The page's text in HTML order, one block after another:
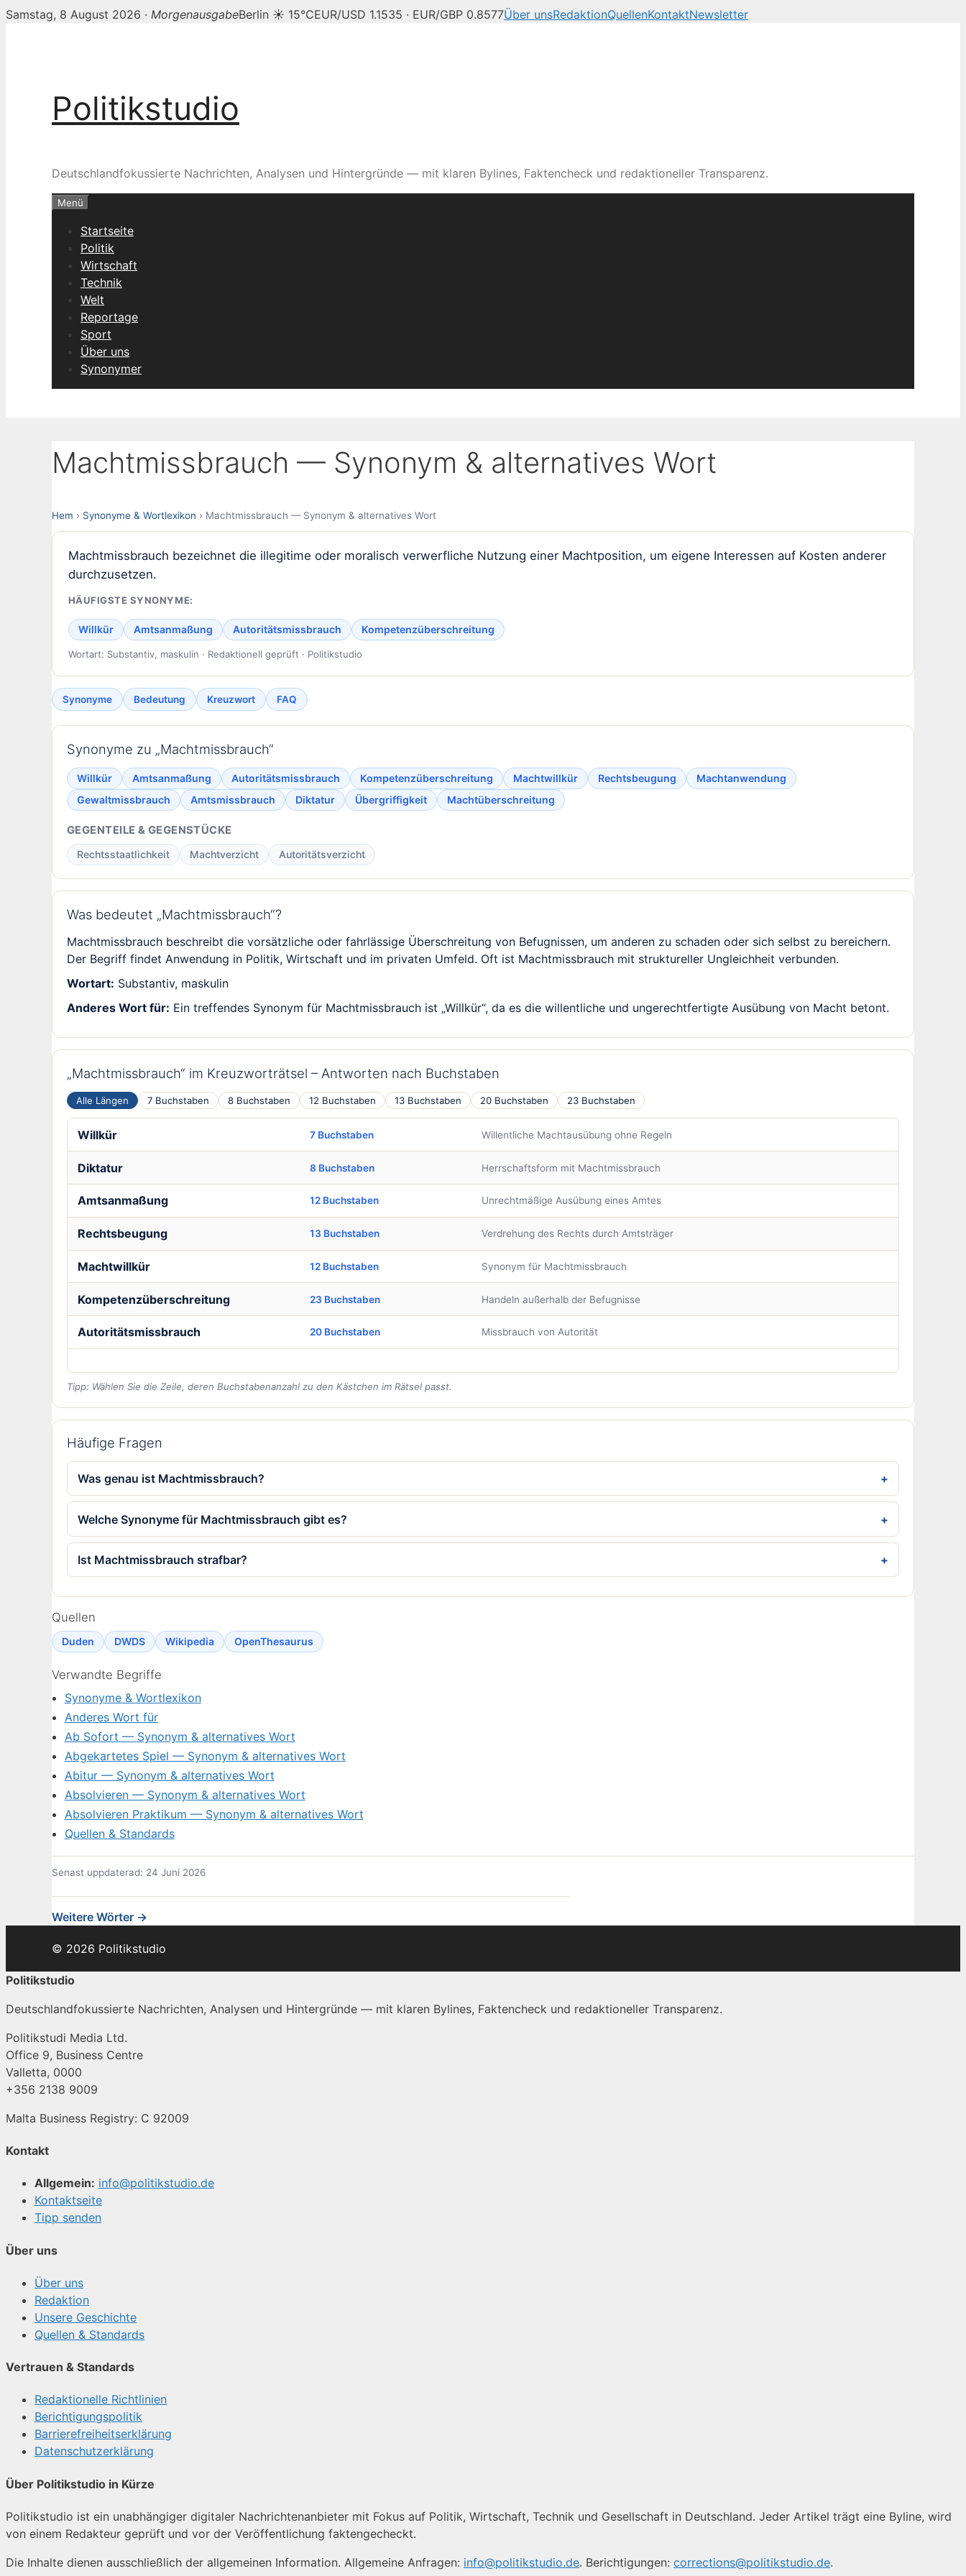
Samstag, 8 August 2026 · MorgenausgabeBerlin ☀ 15°CEUR/USD 1.1535 · EUR/GBP 0.8577Über unsRedaktionQuellenKontaktNewsletter
Politikstudio
Deutschlandfokussierte Nachrichten, Analysen und Hintergründe — mit klaren Bylines, Faktencheck und redaktioneller Transparenz.
Menü
Startseite
Politik
Wirtschaft
Technik
Welt
Reportage
Sport
Über uns
Synonymer
Machtmissbrauch — Synonym & alternatives Wort
Hem › Synonyme & Wortlexikon › Machtmissbrauch — Synonym & alternatives Wort
Machtmissbrauch bezeichnet die illegitime oder moralisch verwerfliche Nutzung einer Machtposition, um eigene Interessen auf Kosten anderer
durchzusetzen.
HÄUFIGSTE SYNONYME:
Willkür Amtsanmaßung Autoritätsmissbrauch Kompetenzüberschreitung
Wortart: Substantiv, maskulin · Redaktionell geprüft · Politikstudio
Synonyme Bedeutung Kreuzwort FAQ
Synonyme zu „Machtmissbrauch“
Willkür Amtsanmaßung Autoritätsmissbrauch Kompetenzüberschreitung Machtwillkür Rechtsbeugung
Machtanwendung
Gewaltmissbrauch
Amtsmissbrauch Diktatur Übergriffigkeit Machtüberschreitung
GEGENTEILE & GEGENSTÜCKE
Rechtsstaatlichkeit Machtverzicht Autoritätsverzicht
Was bedeutet „Machtmissbrauch“?
Machtmissbrauch beschreibt die vorsätzliche oder fahrlässige Überschreitung von Befugnissen, um anderen zu schaden oder sich selbst zu bereichern.
Der Begriff findet Anwendung in Politik, Wirtschaft und im privaten Umfeld. Oft ist Machtmissbrauch mit struktureller Ungleichheit verbunden.
Wortart: Substantiv, maskulin
Anderes Wort für: Ein treffendes Synonym für Machtmissbrauch ist „Willkür“, da es die willentliche und ungerechtfertigte Ausübung von Macht betont.
„Machtmissbrauch“ im Kreuzworträtsel – Antworten nach Buchstaben
Alle Längen 7 Buchstaben 8 Buchstaben 12 Buchstaben 13 Buchstaben 20 Buchstaben 23 Buchstaben
Willkür 7 Buchstaben Willentliche Machtausübung ohne Regeln
Diktatur 8 Buchstaben Herrschaftsform mit Machtmissbrauch
Amtsanmaßung 12 Buchstaben Unrechtmäßige Ausübung eines Amtes
Rechtsbeugung 13 Buchstaben Verdrehung des Rechts durch Amtsträger
Machtwillkür 12 Buchstaben Synonym für Machtmissbrauch
Kompetenzüberschreitung 23 Buchstaben Handeln außerhalb der Befugnisse
Autoritätsmissbrauch 20 Buchstaben Missbrauch von Autorität
Tipp: Wählen Sie die Zeile, deren Buchstabenanzahl zu den Kästchen im Rätsel passt.
Häufige Fragen
Was genau ist Machtmissbrauch?
Welche Synonyme für Machtmissbrauch gibt es?
Ist Machtmissbrauch strafbar?
Quellen
Duden DWDS Wikipedia OpenThesaurus
Verwandte Begriffe
Synonyme & Wortlexikon
Anderes Wort für
Ab Sofort — Synonym & alternatives Wort
Abgekartetes Spiel — Synonym & alternatives Wort
Abitur — Synonym & alternatives Wort
Absolvieren — Synonym & alternatives Wort
Absolvieren Praktikum — Synonym & alternatives Wort
Quellen & Standards
Senast uppdaterad: 24 Juni 2026
Weitere Wörter →
© 2026 Politikstudio
Politikstudio
Deutschlandfokussierte Nachrichten, Analysen und Hintergründe — mit klaren Bylines, Faktencheck und redaktioneller Transparenz.
Politikstudi Media Ltd.
Office 9, Business Centre
Valletta, 0000
+356 2138 9009
Malta Business Registry: C 92009
Kontakt
Allgemein: info@politikstudio.de
Kontaktseite
Tipp senden
Über uns
Über uns
Redaktion
Unsere Geschichte
Quellen & Standards
Vertrauen & Standards
Redaktionelle Richtlinien
Berichtigungspolitik
Barrierefreiheitserklärung
Datenschutzerklärung
Über Politikstudio in Kürze
Politikstudio ist ein unabhängiger digitaler Nachrichtenanbieter mit Fokus auf Politik, Wirtschaft, Technik und Gesellschaft in Deutschland. Jeder Artikel trägt eine Byline, wird
von einem Redakteur geprüft und vor der Veröffentlichung faktengecheckt.
Die Inhalte dienen ausschließlich der allgemeinen Information. Allgemeine Anfragen: info@politikstudio.de. Berichtigungen: corrections@politikstudio.de.